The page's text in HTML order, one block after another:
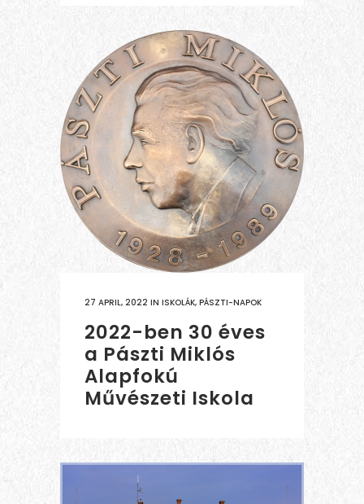
27 APRIL, 2022 IN ISKOLÁK, PÁSZTI-NAPOK
2022-ben 30 éves
a Pászti Miklós
Alapfokú
Művészeti Iskola